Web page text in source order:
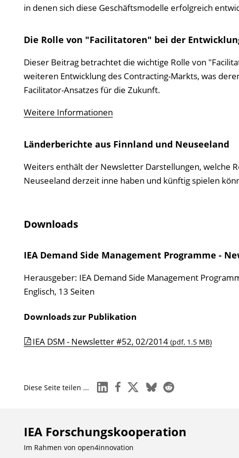
in denen sich diese Geschäftsmodelle erfolgreich
Die Rolle von "Facilitatoren" bei der
Dieser Beitrag betrachtet die wichtige Rolle von
weiteren Entwicklung des Contracting-Markts, was
Facilitator-Ansatzes für die Zukunft.
Weitere Informationen
Länderberichte aus Finnland und Neuseeland
Weiters enthält der Newsletter Darstellungen, welche
Neuseeland derzeit inne haben und künftig spielen
Downloads
IEA Demand Side Management Programme -
Herausgeber: IEA Demand Side Management
Englisch, 13 Seiten
Downloads zur Publikation
IEA DSM - Newsletter #52, 02/2014(pdf, 1.5 MB)
Diese Seite teilen ... linkedinfacebook
x blueskyreddit
IEA Forschungs­kooperation
Im Rahmen von open4innovation